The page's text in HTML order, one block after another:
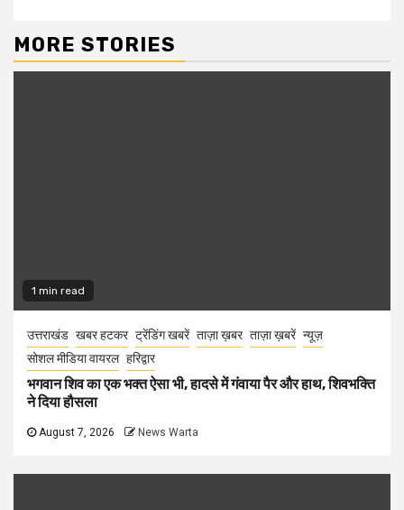
MORE STORIES
1 min read
उत्तराखंड खबर हटकर ट्रेंडिंग खबरें ताज़ा ख़बर ताज़ा ख़बरें न्यूज़
सोशल मीडिया वायरल हरिद्वार
भगवान शिव का एक भक्त ऐसा भी, हादसे में गंवाया पैर और हाथ, शिवभक्ति
ने दिया हौसला
August 7, 2026 News Warta